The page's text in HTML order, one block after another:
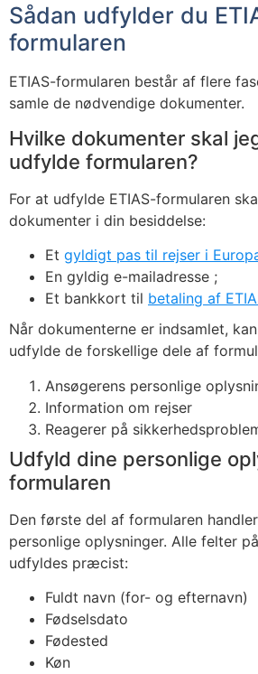
Sådan udfylder du
formularen
ETIAS-formularen består af flere
samle de nødvendige dokumenter.
Hvilke dokumenter skal
udfylde formularen?
For at udfylde ETIAS-formularen
dokumenter i din besiddelse:
Et gyldigt pas til rejser i
En gyldig e-mailadresse ;
Et bankkort til betaling af
Når dokumenterne er indsamlet,
udfylde de forskellige dele af
Ansøgerens personlige
Information om rejser
Reagerer på
Udfyld dine personlige
formularen
Den første del af formularen
personlige oplysninger. Alle felter
udfyldes præcist:
Fuldt navn (for- og efternavn)
Fødselsdato
Fødested
Køn